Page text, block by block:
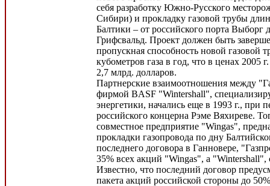
себя разработку Южно-Русского
Сибири) и прокладку газовой трубы
Балтики – от российского порта Выборг
Грифсвальд. Проект должен быть
пропускная способность новой газовой
кубометров газа в год, что в ценах 2005
2,7 млрд. долларов.
Партнерские взаимоотношения между
фирмой BASF "Wintershall",
энергетики, начались еще в 1993 г., при
российского концерна Рэме Вяхиреве.
совместное предприятие "Wingas",
прокладки газопровода по дну
последнего договора в Ганновере,
35% всех акций "Wingas", а "Wintershall",
Известно, что последний договор
пакета акций российской стороны до